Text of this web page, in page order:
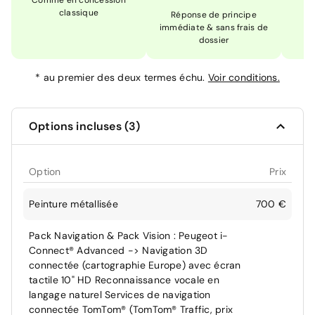
classique
Réponse de principe
immédiate & sans frais de
dossier
* au premier des deux termes échu. Voir conditions.
Options incluses (3)
Option Prix
Peinture métallisée 700 €
Pack Navigation & Pack Vision : Peugeot i-
Connect® Advanced -> Navigation 3D
connectée (cartographie Europe) avec écran
tactile 10" HD Reconnaissance vocale en
langage naturel Services de navigation
connectée TomTom® (TomTom® Traffic, prix